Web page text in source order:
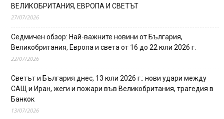
ВЕЛИКОБРИТАНИЯ, ЕВРОПА И СВЕТЪТ
27/07/2026
Седмичен обзор: Най-важните новини от България,
Великобритания, Европа и света от 16 до 22 юли 2026 г.
22/07/2026
Светът и България днес, 13 юли 2026 г.: нови удари между
САЩ и Иран, жеги и пожари във Великобритания, трагедия в
Банкок
13/07/2026